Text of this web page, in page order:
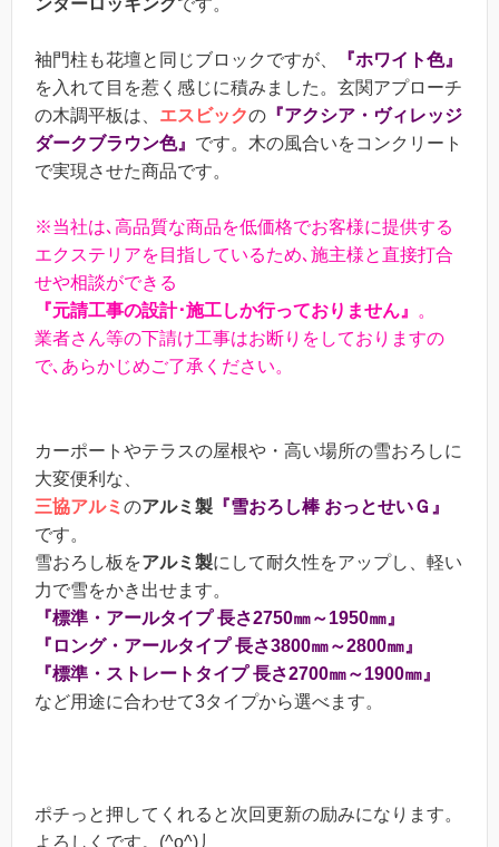
袖門柱も花壇と同じブロックですが、
『ホワイト色』
を入れて目を惹く感じに積みました。玄関アプローチ
の木調平板は、 エスビックの 『アクシア・ヴィレッジ
ダークブラウン色』 です。木の風合いをコンクリート
で実現させた商品です。
※当社は､高品質な商品を低価格でお客様に提供する
エクステリアを目指しているため､施主様と直接打合
せや相談ができる
『元請工事の設計･施工しか行っておりません』 。
業者さん等の下請け工事はお断りをしておりますの
で､あらかじめご了承ください。
カーポートやテラスの屋根や・高い場所の雪おろしに
大変便利な、
三協アルミ のアルミ製 『雪おろし棒 おっとせいＧ』
です。
雪おろし板をアルミ製にして耐久性をアップし、軽い
力で雪をかき出せます。
『標準・アールタイプ 長さ2750㎜～1950㎜』
『ロング・アールタイプ 長さ3800㎜～2800㎜』
『標準・ストレートタイプ 長さ2700㎜～1900㎜』
など用途に合わせて3タイプから選べます。
ポチっと押してくれると次回更新の励みになります。
よろしくです。(^o^)丿